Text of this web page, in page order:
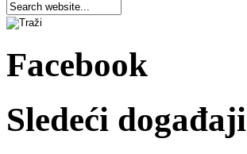
Facebook
Sledeći događaji